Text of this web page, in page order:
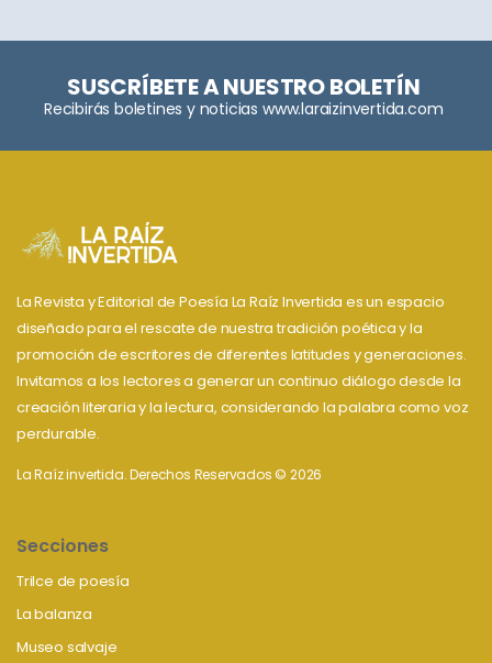
SUSCRÍBETE A NUESTRO BOLETÍN
Recibirás boletines y noticias www.laraizinvertida.com
La Revista y Editorial de Poesía La Raíz Invertida es un espacio
diseñado para el rescate de nuestra tradición poética y la
promoción de escritores de diferentes latitudes y generaciones.
Invitamos a los lectores a generar un continuo diálogo desde la
creación literaria y la lectura, considerando la palabra como voz
perdurable.
La Raíz invertida. Derechos Reservados © 2026
Secciones
Trilce de poesía
La balanza
Museo salvaje